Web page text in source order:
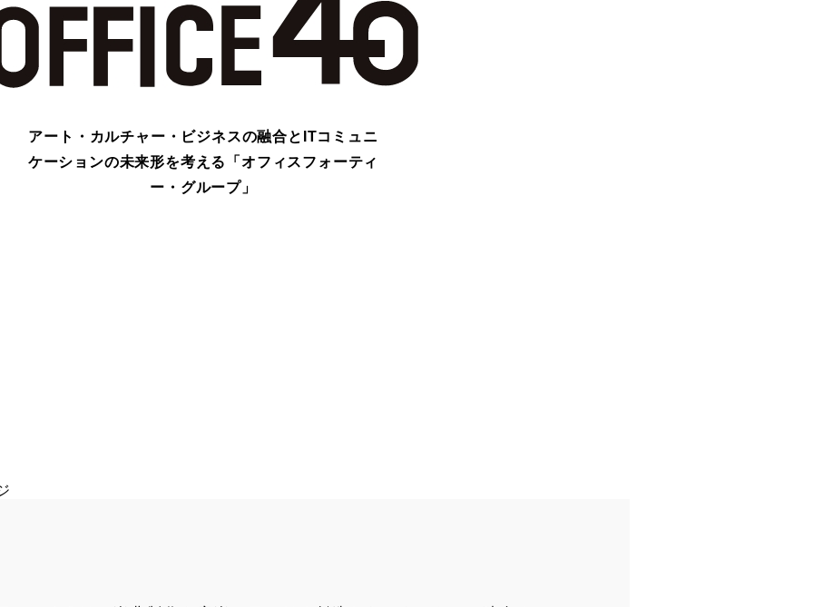
アート・カルチャー・ビジネスの融合とITコミュニ
ケーションの未来形を考える「オフィスフォーティ
ー・グループ」